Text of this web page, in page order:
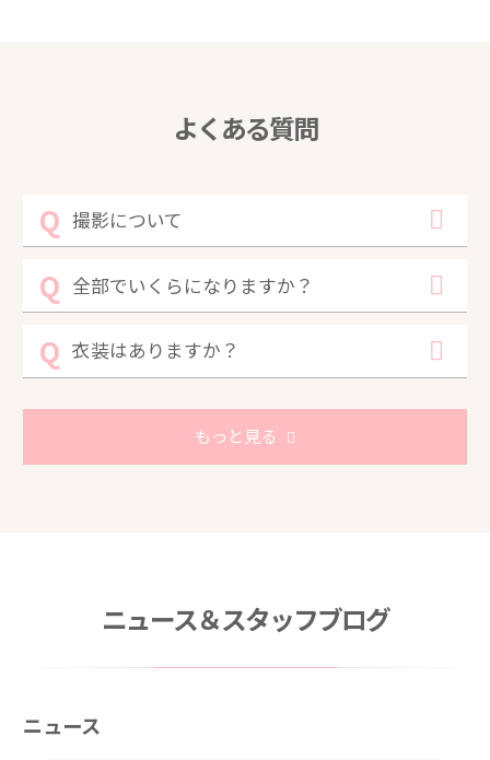
よくある質問
撮影について
全部でいくらになりますか？
衣装はありますか？
もっと見る
ニュース＆スタッフブログ
ニュース